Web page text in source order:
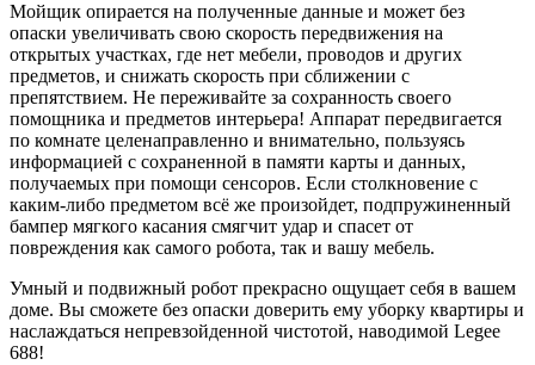
Мойщик опирается на полученные данные и может без
опаски увеличивать свою скорость передвижения на
открытых участках, где нет мебели, проводов и других
предметов, и снижать скорость при сближении с
препятствием. Не переживайте за сохранность своего
помощника и предметов интерьера! Аппарат передвигается
по комнате целенаправленно и внимательно, пользуясь
информацией с сохраненной в памяти карты и данных,
получаемых при помощи сенсоров. Если столкновение с
каким-либо предметом всё же произойдет, подпружиненный
бампер мягкого касания смягчит удар и спасет от
повреждения как самого робота, так и вашу мебель.
Умный и подвижный робот прекрасно ощущает себя в вашем
доме. Вы сможете без опаски доверить ему уборку квартиры и
наслаждаться непревзойденной чистотой, наводимой Legee
688!